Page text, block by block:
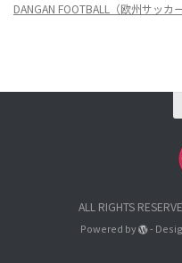
DANGAN FOOTBALL（欧州サッカ
ALL RIGHTS
Powered by -